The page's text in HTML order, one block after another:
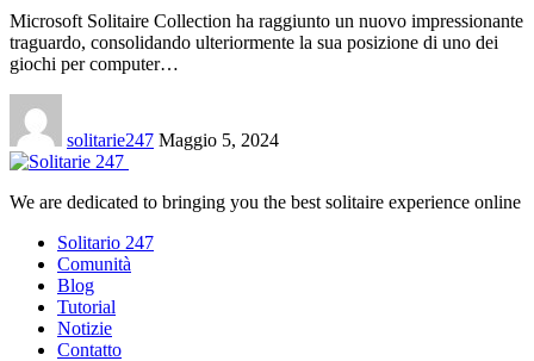
Microsoft Solitaire Collection ha raggiunto un nuovo impressionante
traguardo, consolidando ulteriormente la sua posizione di uno dei
giochi per computer…
solitarie247 Maggio 5, 2024
We are dedicated to bringing you the best solitaire experience online
Solitario 247
Comunità
Blog
Tutorial
Notizie
Contatto